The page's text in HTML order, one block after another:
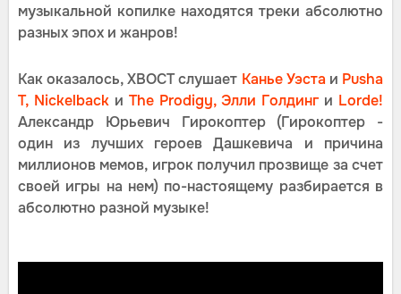
музыкальной копилке находятся треки абсолютно
разных эпох и жанров!
Как оказалось, ХВОСТ слушает Канье Уэстаи Pusha
T, Nickelbackи The Prodigy, Элли Голдинг и Lorde!
Александр Юрьевич Гирокоптер (Гирокоптер -
один из лучших героев Дашкевича и причина
миллионов мемов, игрок получил прозвище за счет
своей игры на нем) по-настоящему разбирается в
абсолютно разной музыке!